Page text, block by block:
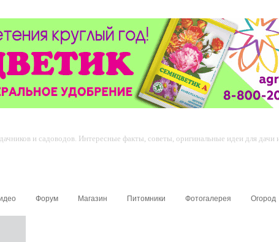
и садоводов. Интересные факты, советы, оригинальные идеи для дачи
Форум Магазин Питомники Фотогалерея Огород